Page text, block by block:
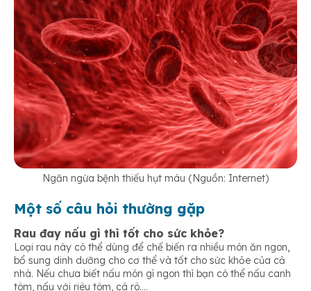
Ngăn ngừa bệnh thiếu hụt máu (Nguồn: Internet)
Một số câu hỏi thường gặp
Rau đay nấu gì thì tốt cho sức khỏe?
Loại rau này có thể dùng để chế biến ra nhiều món ăn ngon,
bổ sung dinh dưỡng cho cơ thể và tốt cho sức khỏe của cả
nhà. Nếu chưa biết nấu món gì ngon thì bạn có thể nấu canh
tôm, nấu với riêu tôm, cá rô….